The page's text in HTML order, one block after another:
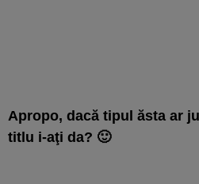
Apropo, dacă tipul ăsta ar
titlu i-aţi da? 🙂